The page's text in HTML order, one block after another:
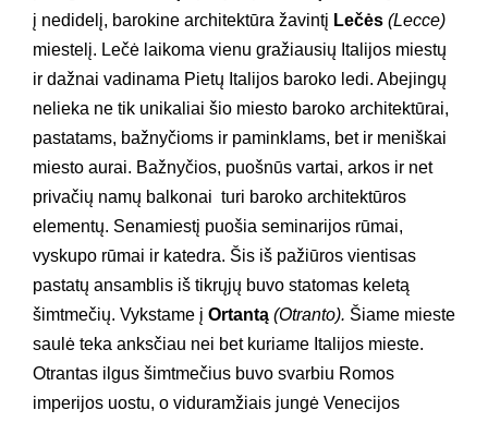
į nedidelį, barokine architektūra žavintį Lečės (Lecce)
miestelį. Lečė laikoma vienu gražiausių Italijos miestų
ir dažnai vadinama Pietų Italijos baroko ledi. Abejingų
nelieka ne tik unikaliai šio miesto baroko architektūrai,
pastatams, bažnyčioms ir paminklams, bet ir meniškai
miesto aurai. Bažnyčios, puošnūs vartai, arkos ir net
privačių namų balkonai turi baroko architektūros
elementų. Senamiestį puošia seminarijos rūmai,
vyskupo rūmai ir katedra. Šis iš pažiūros vientisas
pastatų ansamblis iš tikrųjų buvo statomas keletą
šimtmečių. Vykstame į Ortantą (Otranto). Šiame mieste
saulė teka anksčiau nei bet kuriame Italijos mieste.
Otrantas ilgus šimtmečius buvo svarbiu Romos
imperijos uostu, o viduramžiais jungė Venecijos